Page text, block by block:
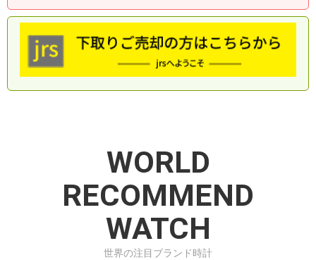
この保証書は、当社の時計保証規定に準ずるものとし、保証内容の実施変
更・修正・追記は当社判断の基で行う事をご了承ください。
(※1)当店ホームページ、オーバーホール代金表を参照
下さい。
2020年12月2日以降ご購入品対象
WORLD
RECOMMEND
WATCH
世界の注目ブランド時計